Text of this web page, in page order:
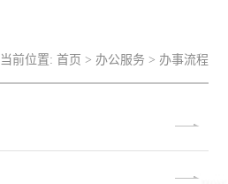
当前位置: 首页 > 办公服务 > 办事流程